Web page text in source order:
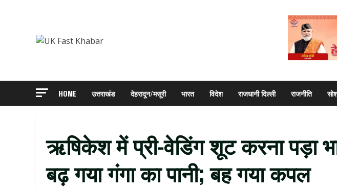
HOME उत्तराखंड देहरादून/मसूरी भारत विदेश राजधानी दिल्ली राजनीति
ऋषिकेश में प्री-वेडिंग शूट करना पड़ा
बढ़ गया गंगा का पानी; बह गया कपल